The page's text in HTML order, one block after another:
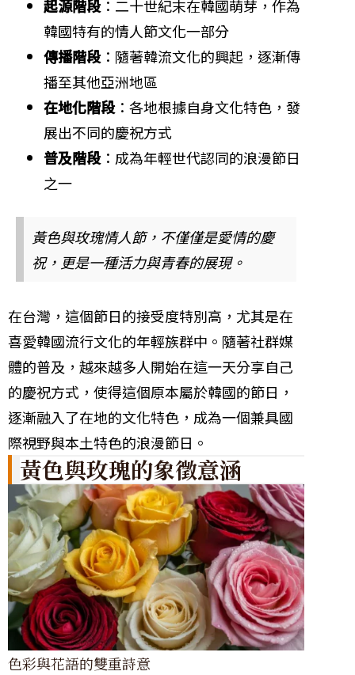
起源階段：二十世紀末在韓國萌芽，作為
韓國特有的情人節文化一部分
傳播階段：隨著韓流文化的興起，逐漸傳
播至其他亞洲地區
在地化階段：各地根據自身文化特色，發
展出不同的慶祝方式
普及階段：成為年輕世代認同的浪漫節日
之一
黃色與玫瑰情人節，不僅僅是愛情的慶
祝，更是一種活力與青春的展現。
在台灣，這個節日的接受度特別高，尤其是在
喜愛韓國流行文化的年輕族群中。隨著社群媒
體的普及，越來越多人開始在這一天分享自己
的慶祝方式，使得這個原本屬於韓國的節日，
逐漸融入了在地的文化特色，成為一個兼具國
際視野與本土特色的浪漫節日。
黃色與玫瑰的象徵意涵
色彩與花語的雙重詩意